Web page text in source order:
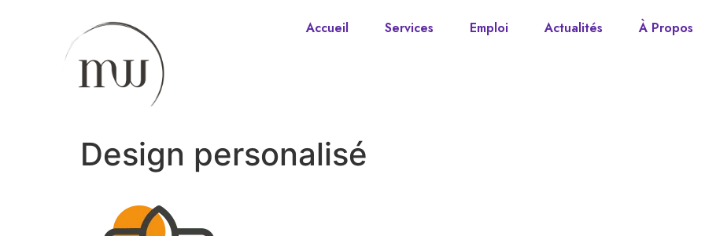
Accueil Services Emploi Actualités À Propos
Design personalisé